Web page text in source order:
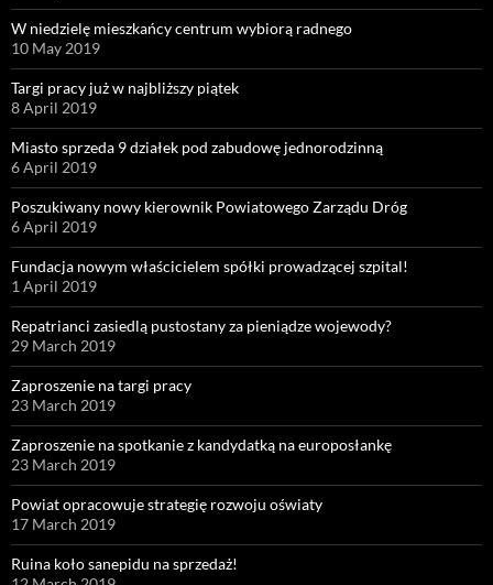
W niedzielę mieszkańcy centrum wybiorą radnego
10 May 2019
Targi pracy już w najbliższy piątek
8 April 2019
Miasto sprzeda 9 działek pod zabudowę jednorodzinną
6 April 2019
Poszukiwany nowy kierownik Powiatowego Zarządu Dróg
6 April 2019
Fundacja nowym właścicielem spółki prowadzącej szpital!
1 April 2019
Repatrianci zasiedlą pustostany za pieniądze wojewody?
29 March 2019
Zaproszenie na targi pracy
23 March 2019
Zaproszenie na spotkanie z kandydatką na europosłankę
23 March 2019
Powiat opracowuje strategię rozwoju oświaty
17 March 2019
Ruina koło sanepidu na sprzedaż!